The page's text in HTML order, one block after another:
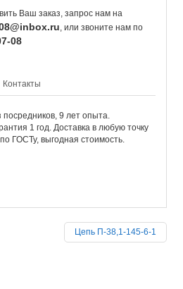
Ваш заказ, запрос нам на
, или звоните нам по
08
Контакты
9 лет опыта.
1 год. Доставка в любую точку
ГОСТу, выгодная стоимость.
Цепь П-38,1-145-6-1